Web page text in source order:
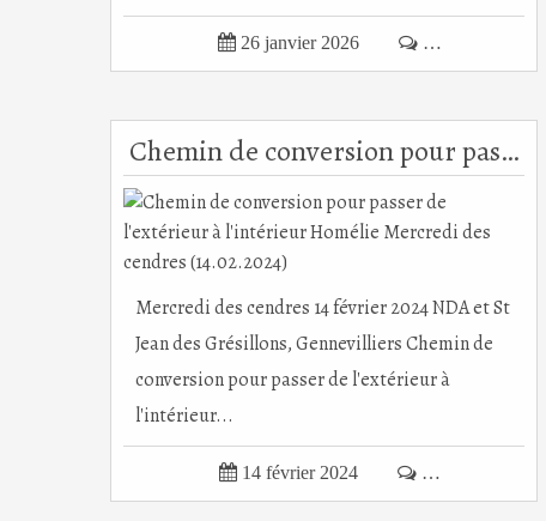
 26 janvier 2026  …
Chemin de conversion pour passer de l'extérieur à l'intérieur Homélie Mercredi des cendres (14.02.2024)
Mercredi des cendres 14 février 2024 NDA et St
Jean des Grésillons, Gennevilliers Chemin de
conversion pour passer de l'extérieur à
l'intérieur...
 14 février 2024  …